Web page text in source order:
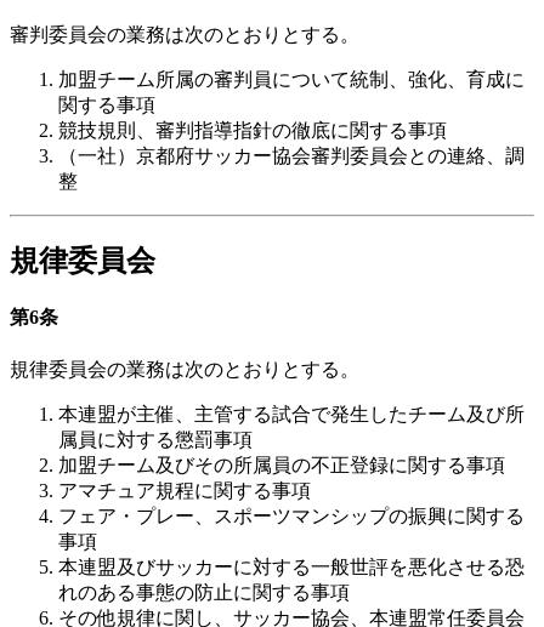
審判委員会の業務は次のとおりとする。
加盟チーム所属の審判員について統制、強化、育成に
関する事項
競技規則、審判指導指針の徹底に関する事項
（一社）京都府サッカー協会審判委員会との連絡、調
整
規律委員会
第6条
規律委員会の業務は次のとおりとする。
本連盟が主催、主管する試合で発生したチーム及び所
属員に対する懲罰事項
加盟チーム及びその所属員の不正登録に関する事項
アマチュア規程に関する事項
フェア・プレー、スポーツマンシップの振興に関する
事項
本連盟及びサッカーに対する一般世評を悪化させる恐
れのある事態の防止に関する事項
その他規律に関し、サッカー協会、本連盟常任委員会